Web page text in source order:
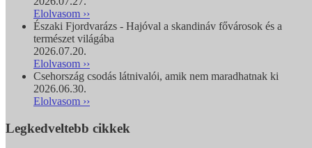
Elolvasom ››
Északi Fjordvarázs - Hajóval a skandináv fővárosok és a
természet világába
2026.07.20.
Elolvasom ››
Csehország csodás látnivalói, amik nem maradhatnak ki
2026.06.30.
Elolvasom ››
Legkedveltebb cikkek